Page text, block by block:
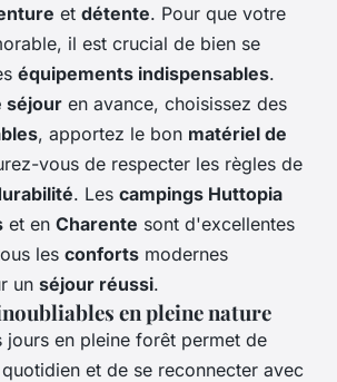
et détente. Pour que votre
il est crucial de bien se
équipements indispensables.
séjour en avance, choisissez des
, apportez le bon matériel de
vous de respecter les règles de
. Les campings Huttopia
et en Charente sont d'excellentes
les conforts modernes
un séjour réussi.
en pleine nature
jours en pleine forêt permet de
et de se reconnecter avec